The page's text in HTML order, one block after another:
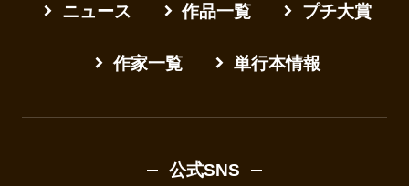
ニュース 作品一覧 プチ大賞
作家一覧 単行本情報
公式SNS